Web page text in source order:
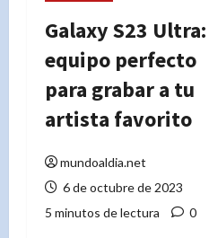
Galaxy S23
equipo perfecto
para grabar a tu
artista favorito
mundoaldia.net
6 de octubre de 2023
5 minutos de lectura
0